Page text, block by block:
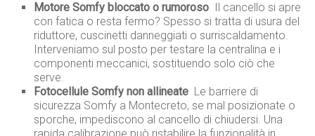
Motore Somfy bloccato o rumoroso  Il cancello si apre
con fatica o resta fermo? Spesso si tratta di usura del
riduttore, cuscinetti danneggiati o surriscaldamento.
Interveniamo sul posto per testare la centralina e i
componenti meccanici, sostituendo solo ciò che
serve.
Fotocellule Somfy non allineate  Le barriere di
sicurezza Somfy a Montecreto, se mal posizionate o
sporche, impediscono al cancello di chiudersi. Una